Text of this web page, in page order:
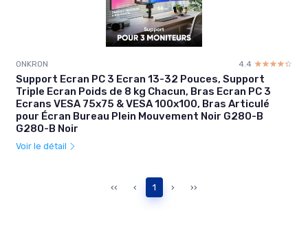
ONKRON 4.4 ☆☆☆☆☆
★★★★★
Support Ecran PC 3 Ecran 13-32 Pouces, Support
Triple Ecran Poids de 8 kg Chacun, Bras Ecran PC 3
Ecrans VESA 75x75 & VESA 100x100, Bras Articulé
pour Écran Bureau Plein Mouvement Noir G280-B
G280-B Noir
Voir le détail
‹‹ ‹ 1 › ››